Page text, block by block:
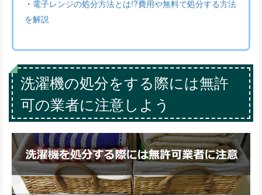
・ 電子レンジの処分方法とは!?費用や無料で処分する方法
を解説
洗濯機の処分をする際には無許
可の業者に注意しよう